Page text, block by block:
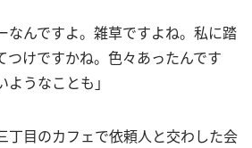
なんですよ。雑草ですよね。私に踏
つけですかね。色々あったんです
うなことも」
丁目のカフェで依頼人と交わした会